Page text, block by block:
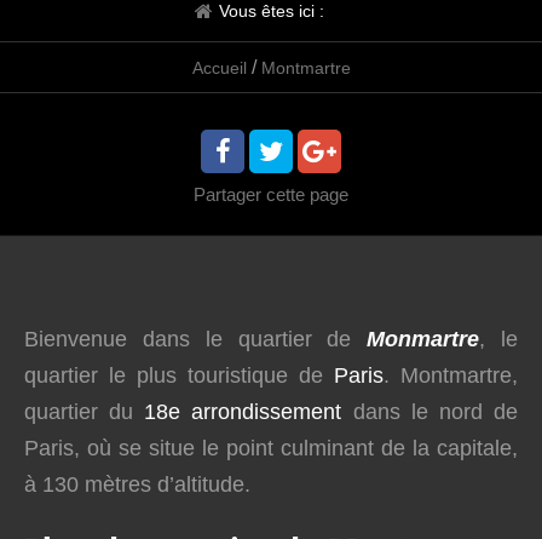
Vous êtes ici :
Accueil / Montmartre
Partager cette page
Bienvenue dans le quartier deMonmartre, le
quartier le plus touristique de Paris. Montmartre,
quartier du 18e arrondissement dans le nord de
Paris, où se situe le point culminant de la capitale,
à 130 mètres d’altitude.